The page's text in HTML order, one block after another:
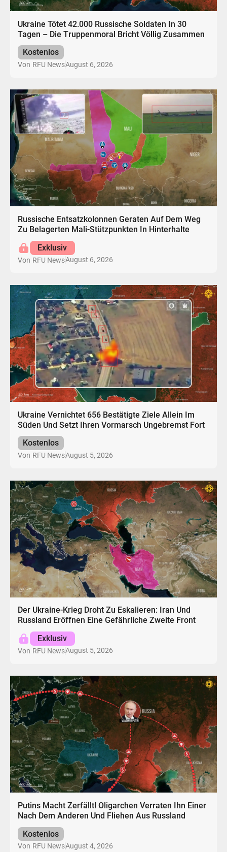
Ukraine Tötet 42.000 Russische Soldaten In 30
Tagen – Die Truppenmoral Bricht Völlig Zusammen
Kostenlos
Von RFU NewsAugust 6, 2026
Russische Entsatzkolonnen Geraten Auf Dem Weg
Zu Belagerten Mali-Stützpunkten In Hinterhalte
Exklusiv
Von RFU NewsAugust 6, 2026
Ukraine Vernichtet 656 Bestätigte Ziele Allein Im
Süden Und Setzt Ihren Vormarsch Ungebremst Fort
Kostenlos
Von RFU NewsAugust 5, 2026
Der Ukraine-Krieg Droht Zu Eskalieren: Iran Und
Russland Eröffnen Eine Gefährliche Zweite Front
Exklusiv
Von RFU NewsAugust 5, 2026
Putins Macht Zerfällt! Oligarchen Verraten Ihn Einer
Nach Dem Anderen Und Fliehen Aus Russland
Kostenlos
Von RFU NewsAugust 4, 2026